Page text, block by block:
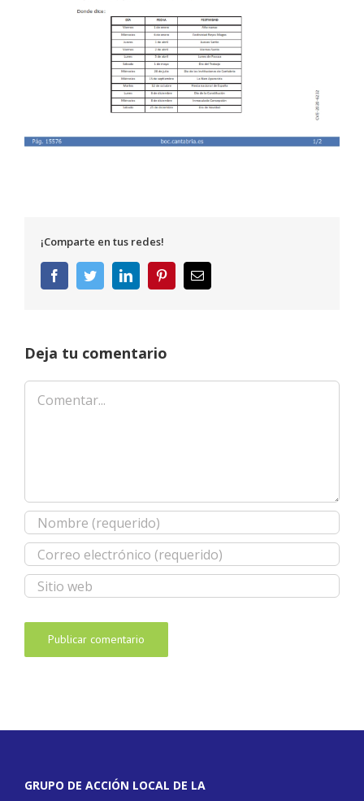
¡Comparte en tus redes!
FacebookTwitterLinkedInPinterestCorreo
electrónico
Deja tu comentario
Comentar
GRUPO DE ACCIÓN LOCAL DE LA